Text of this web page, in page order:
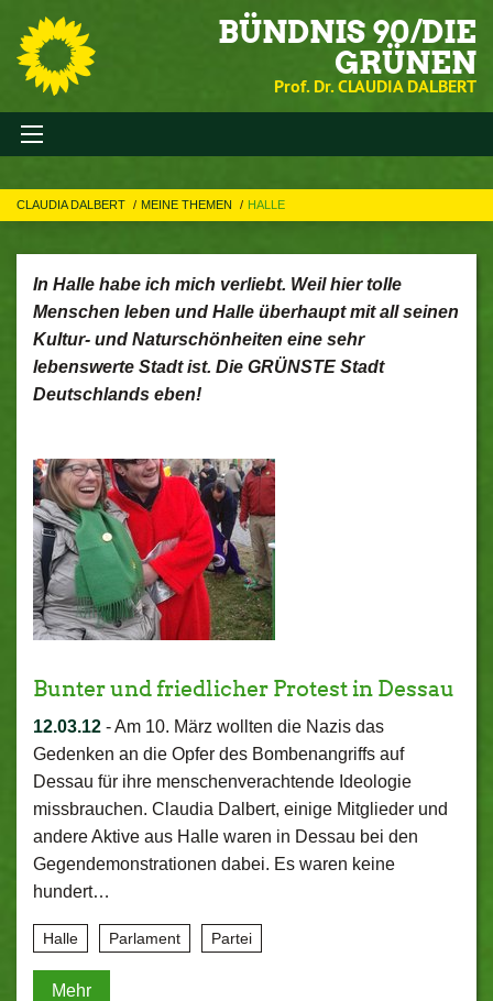
BÜNDNIS 90/DIE
GRÜNEN
Prof. Dr. CLAUDIA DALBERT
CLAUDIA DALBERT MEINE THEMEN HALLE
In Halle habe ich mich verliebt. Weil hier tolle
Menschen leben und Halle überhaupt mit all seinen
Kultur- und Naturschönheiten eine sehr
lebenswerte Stadt ist. Die GRÜNSTE Stadt
Deutschlands eben!
Bunter und friedlicher Protest in Dessau
12.03.12 -Am 10. März wollten die Nazis das
Gedenken an die Opfer des Bombenangriffs auf
Dessau für ihre menschenverachtende Ideologie
missbrauchen. Claudia Dalbert, einige Mitglieder und
andere Aktive aus Halle waren in Dessau bei den
Gegendemonstrationen dabei. Es waren keine
hundert…
Halle Parlament Partei
Mehr